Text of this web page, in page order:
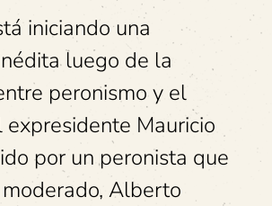
iniciando una
luego de la
peronismo y el
Mauricio
por un peronista que
Alberto